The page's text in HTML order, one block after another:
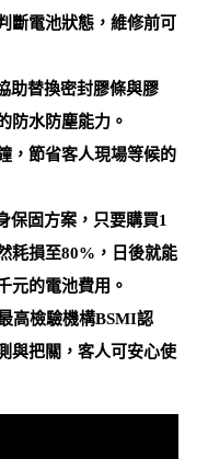
斷電池狀態，維修前可
助替換密封膠條與膠
防水防塵能力。
，節省客人現場等候的
保固方案 ，只要購買1
耗損至80%，日後就能
元的電池費用 。
高檢驗機構BSMI認
與把關，客人可安心使